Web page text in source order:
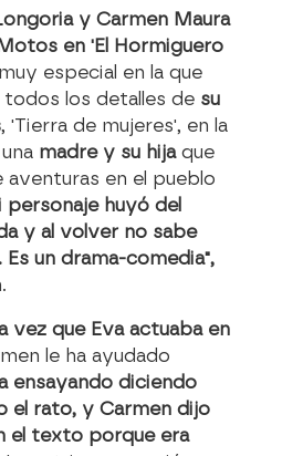
y Carmen Maura
en 'El Hormiguero
especial en la que
los detalles de su
, 'Tierra de mujeres', en la
madre y su hijaque
aventuras en el pueblo
personaje huyó del
y al volver no sabe
un drama-comedia",
vez que Eva actuaba en
le ha ayudado
ensayando diciendo
rato, y Carmen dijo
el texto porque era